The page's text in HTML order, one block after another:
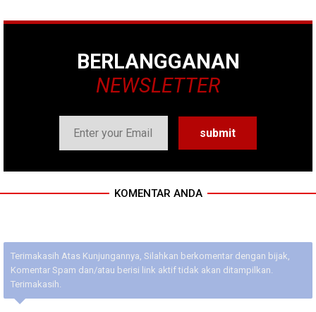
BERLANGGANAN
NEWSLETTER
KOMENTAR ANDA
Terimakasih Atas Kunjungannya, Silahkan berkomentar dengan bijak,
Komentar Spam dan/atau berisi link aktif tidak akan ditampilkan.
Terimakasih.